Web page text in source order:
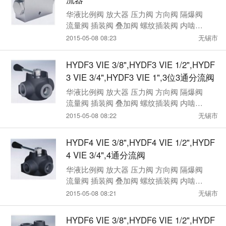
华液比例阀 放大器 压力阀 方向阀 隔爆阀
流量阀 插装阀 叠加阀 螺纹插装阀 内啮合
齿轮泵 电磁铁
2015-05-08 08:23 无锡市
HYDF3 VIE 3/8",HYDF3 VIE 1/2",HYDF
3 VIE 3/4",HYDF3 VIE 1",3位3通分流阀
华液比例阀 放大器 压力阀 方向阀 隔爆阀
流量阀 插装阀 叠加阀 螺纹插装阀 内啮合
齿轮泵 电磁铁
2015-05-08 08:22 无锡市
HYDF4 VIE 3/8",HYDF4 VIE 1/2",HYDF
4 VIE 3/4",4通分流阀
华液比例阀 放大器 压力阀 方向阀 隔爆阀
流量阀 插装阀 叠加阀 螺纹插装阀 内啮合
齿轮泵 电磁铁
2015-05-08 08:21 无锡市
HYDF6 VIE 3/8",HYDF6 VIE 1/2",HYDF